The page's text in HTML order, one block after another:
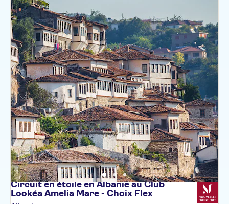
Circuit en étoile en Albanie au Club
Lookéa Amelia Mare - Choix Flex